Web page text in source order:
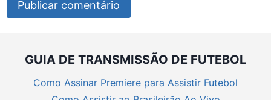
GUIA DE TRANSMISSÃO DE FUTEBOL
Como Assinar Premiere para Assistir Futebol